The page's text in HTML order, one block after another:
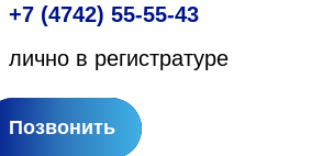
+7 (4742) 55-55-43
лично в регистратуре
Позвонить